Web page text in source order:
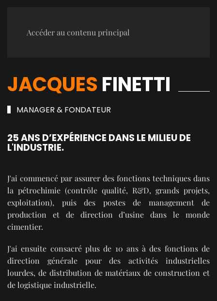
Accéder au contenu principal
JACQUES FINETTI
MANAGER & FONDATEUR
25 ANS D’EXPÉRIENCE DANS LE MILIEU DE
L'INDUSTRIE.
J'ai commencé par assurer des fonctions techniques dans
la pétrochimie (contrôle qualité, R&D, grands projets,
exploitation), puis des postes de management de
production et de direction d’usine dans le monde
cimentier.
J'ai ensuite consacré plus de 10 ans à des fonctions de
direction générale pour des activités industrielles
lourdes, de distribution de matériaux de construction et
de logistique industrielle.